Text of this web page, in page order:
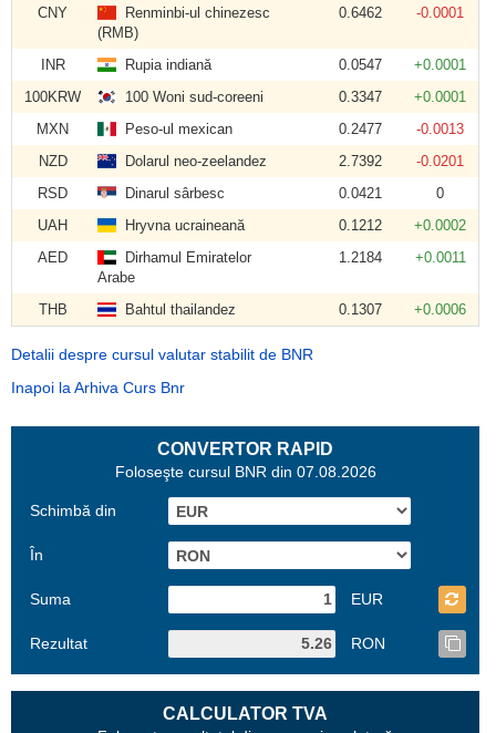
CNY
Renminbi-ul chinezesc
(RMB)
0.6462 -0.0001
INR Rupia indiană 0.0547
+0.0001
100KRW
100 Woni sud-coreeni 0.3347
+0.0001
MXN
Peso-ul mexican 0.2477
-0.0013
NZD
Dolarul neo-zeelandez 2.7392
-0.0201
RSD
Dinarul sârbesc 0.0421
0
UAH
Hryvna ucraineană 0.1212
+0.0002
AED
Dirhamul Emiratelor
Arabe
1.2184 +0.0011
THB Bahtul thailandez 0.1307 +0.0006
Detalii despre cursul valutar stabilit de BNR
Inapoi la Arhiva Curs Bnr
CONVERTOR RAPID
Foloseşte cursul BNR din 07.08.2026
Schimbă din
În
Suma EUR
Rezultat RON
CALCULATOR TVA